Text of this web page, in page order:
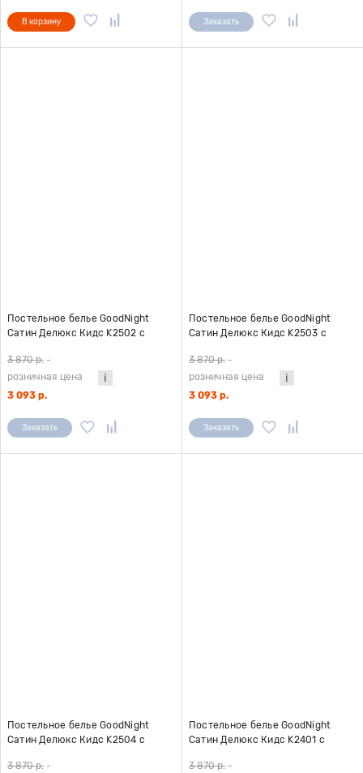
В корзину Заказать
Постельное белье GoodNight
Сатин Делюкс Кидс K2502 с
3 870 р. -
розничная цена
3 093 р.
Заказать
Постельное белье GoodNight
Сатин Делюкс Кидс K2503 с
3 870 р. -
розничная цена
3 093 р.
Заказать
Постельное белье GoodNight
Сатин Делюкс Кидс K2504 с
3 870 р. -
Постельное белье GoodNight
Сатин Делюкс Кидс K2401 с
3 870 р. -